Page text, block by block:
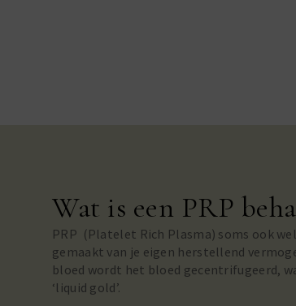
Wat is een PRP
PRP (Platelet Rich Plasma) soms ook
gemaakt van je eigen herstellend
bloed wordt het bloed gecentrifugeerd,
‘liquid gold’.